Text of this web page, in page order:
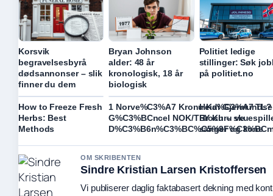
Korsvik
begravelsesbyrå
dødsannonser – slik
finner du dem
Bryan Johnson
alder: 48 år
kronologisk, 18 år
biologisk
Politiet ledige
stillinger: Søk
på politiet.no
How to Freeze Fresh
Herbs: Best
Methods
1 Norve%C3%A7 Kronu Ka%C3%A7 TL?
G%C3%BCncel NOK/TRY Kuru ve
Heidi
Broch –
sanger og kone
OM SKRIBENTEN
Sindre Kristian Larsen Kristoffersen
Vi publiserer daglig faktabasert dekning med